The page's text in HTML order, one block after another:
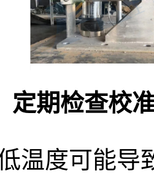
定期检查校
温度可能导